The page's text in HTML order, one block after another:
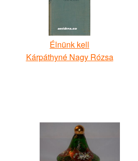
Élnünk kell
Kárpáthyné Nagy Rózsa